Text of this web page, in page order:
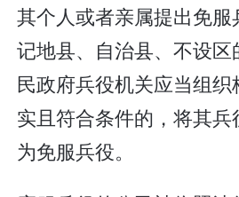
其个人或者亲属提出免
记地县、自治县、不设区
民政府兵役机关应当组
实且符合条件的，将其
为免服兵役。